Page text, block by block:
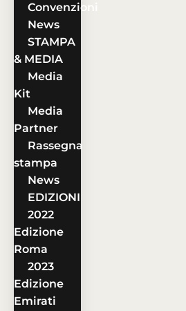
Convenzioni
News
STAMPA
& MEDIA
Media
Kit
Media
Partner
Rassegna
stampa
News
EDIZIONI
2022
Edizione
Roma
2023
Edizione
Emirati